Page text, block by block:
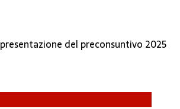
del preconsuntivo 2025